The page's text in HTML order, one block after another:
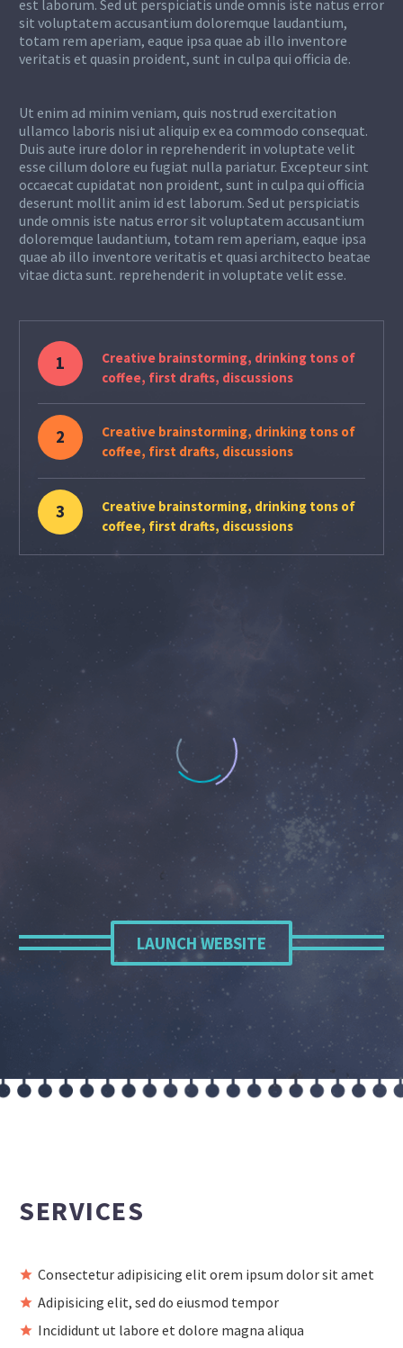
est laborum. Sed ut perspiciatis unde omnis iste natus error
sit voluptatem accusantium doloremque laudantium,
totam rem aperiam, eaque ipsa quae ab illo inventore
veritatis et quasin proident, sunt in culpa qui officia de.
Ut enim ad minim veniam, quis nostrud exercitation
ullamco laboris nisi ut aliquip ex ea commodo consequat.
Duis aute irure dolor in reprehenderit in voluptate velit
esse cillum dolore eu fugiat nulla pariatur. Excepteur sint
occaecat cupidatat non proident, sunt in culpa qui officia
deserunt mollit anim id est laborum. Sed ut perspiciatis
unde omnis iste natus error sit voluptatem accusantium
doloremque laudantium, totam rem aperiam, eaque ipsa
quae ab illo inventore veritatis et quasi architecto beatae
vitae dicta sunt. reprehenderit in voluptate velit esse.
1
Creative brainstorming, drinking tons of
coffee, first drafts, discussions
2
Creative brainstorming, drinking tons of
coffee, first drafts, discussions
3
Creative brainstorming, drinking tons of
coffee, first drafts, discussions
LAUNCH WEBSITE
SERVICES
Consectetur adipisicing elit orem ipsum dolor sit amet
Adipisicing elit, sed do eiusmod tempor
Incididunt ut labore et dolore magna aliqua